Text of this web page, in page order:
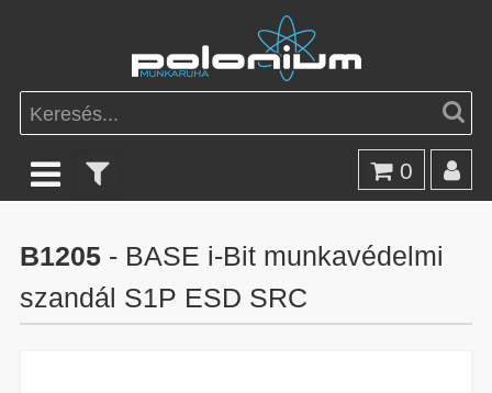
0
B1205- BASE i-Bit munkavédelmi
szandál S1P ESD SRC